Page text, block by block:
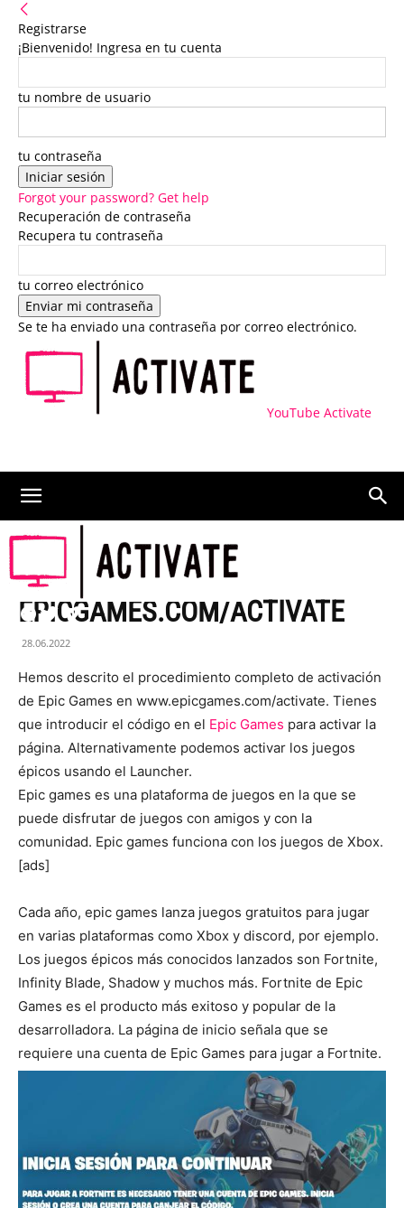
Registrarse
¡Bienvenido! Ingresa en tu cuenta
tu nombre de usuario
tu contraseña
Forgot your password? Get help
Recuperación de contraseña
Recupera tu contraseña
tu correo electrónico
Se te ha enviado una contraseña por correo electrónico.
YouTube Activate
CÓMO ACTIVAR
EPICGAMES.COM/ACTIVATE
28.06.2022
Hemos descrito el procedimiento completo de activación
de Epic Games en www.epicgames.com/activate. Tienes
que introducir el código en el Epic Games para activar la
página. Alternativamente podemos activar los juegos
épicos usando el Launcher.
Epic games es una plataforma de juegos en la que se
puede disfrutar de juegos con amigos y con la
comunidad. Epic games funciona con los juegos de Xbox.
[ads]
Cada año, epic games lanza juegos gratuitos para jugar
en varias plataformas como Xbox y discord, por ejemplo.
Los juegos épicos más conocidos lanzados son Fortnite,
Infinity Blade, Shadow y muchos más. Fortnite de Epic
Games es el producto más exitoso y popular de la
desarrolladora. La página de inicio señala que se
requiere una cuenta de Epic Games para jugar a Fortnite.